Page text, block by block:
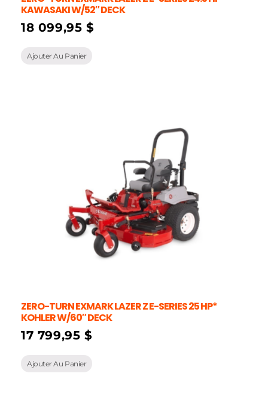
KAWASAKI W/52″ DECK
18 099,95 $
Ajouter Au Panier
ZERO-TURN EXMARK LAZER Z E-SERIES 25 HP*
KOHLER W/60″ DECK
17 799,95 $
Ajouter Au Panier